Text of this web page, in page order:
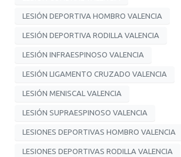
LESIÓN DEPORTIVA HOMBRO VALENCIA
LESIÓN DEPORTIVA RODILLA VALENCIA
LESIÓN INFRAESPINOSO VALENCIA
LESIÓN LIGAMENTO CRUZADO VALENCIA
LESIÓN MENISCAL VALENCIA
LESIÓN SUPRAESPINOSO VALENCIA
LESIONES DEPORTIVAS HOMBRO VALENCIA
LESIONES DEPORTIVAS RODILLA VALENCIA